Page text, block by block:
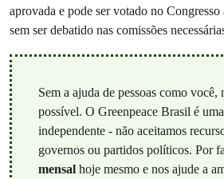
aprovada e pode ser votado no
sem ser debatido nas comissões
Sem a ajuda de pessoas como você,
possível. O Greenpeace Brasil é
independente - não aceitamos
governos ou partidos políticos. Por
mensalhoje mesmo e nos ajude a